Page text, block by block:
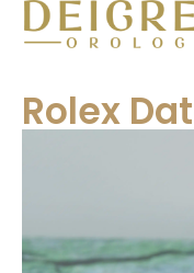
Rolex